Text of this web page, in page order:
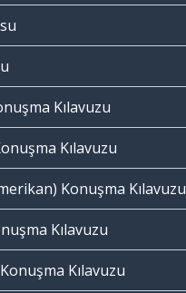
Kılavuzu
Kılavuzu
Konuşma Kılavuzu
Kılavuzu
Kılavuzu